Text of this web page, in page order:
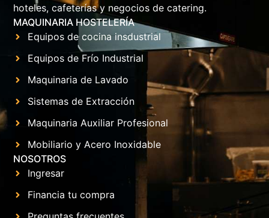
hoteles, cafeterías y negocios de catering.
MAQUINARIA HOSTELERÍA
Equipos de cocina insdustrial
Equipos de Frío Industrial
Maquinaria de Lavado
Sistemas de Extracción
Maquinaria Auxiliar Profesional
Mobiliario y Acero Inoxidable
NOSOTROS
Ingresar
Financia tu compra